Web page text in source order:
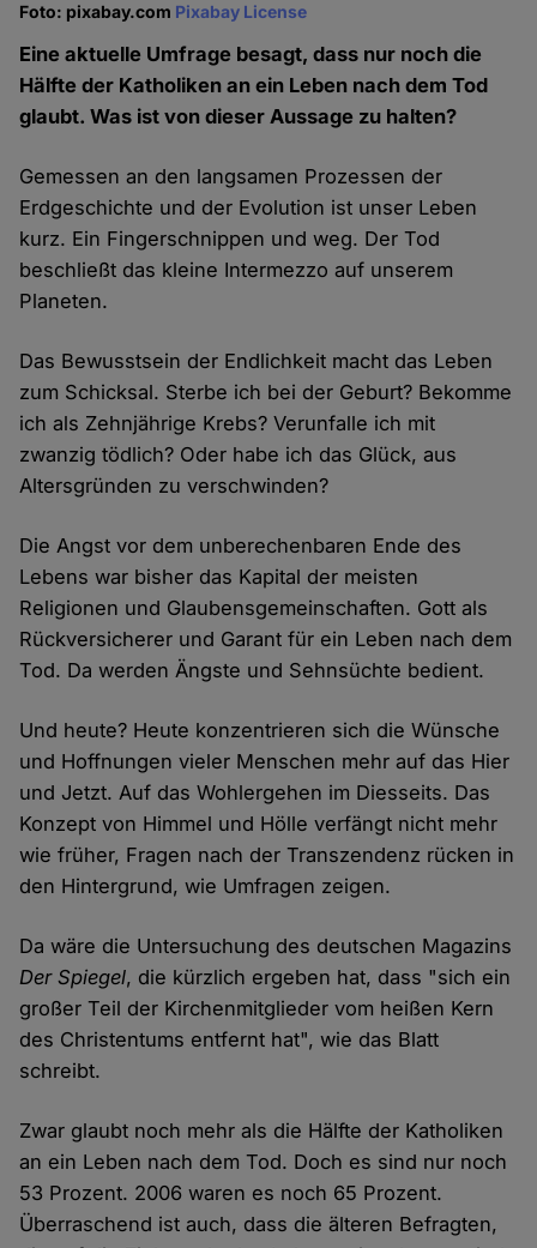
Foto: pixabay.com Pixabay License
Eine aktuelle Umfrage besagt, dass nur noch die
Hälfte der Katholiken an ein Leben nach dem Tod
glaubt. Was ist von dieser Aussage zu halten?
Gemessen an den langsamen Prozessen der
Erdgeschichte und der Evolution ist unser Leben
kurz. Ein Fingerschnippen und weg. Der Tod
beschließt das kleine Intermezzo auf unserem
Planeten.
Das Bewusstsein der Endlichkeit macht das Leben
zum Schicksal. Sterbe ich bei der Geburt? Bekomme
ich als Zehnjährige Krebs? Verunfalle ich mit
zwanzig tödlich? Oder habe ich das Glück, aus
Altersgründen zu verschwinden?
Die Angst vor dem unberechenbaren Ende des
Lebens war bisher das Kapital der meisten
Religionen und Glaubensgemeinschaften. Gott als
Rückversicherer und Garant für ein Leben nach dem
Tod. Da werden Ängste und Sehnsüchte bedient.
Und heute? Heute konzentrieren sich die Wünsche
und Hoffnungen vieler Menschen mehr auf das Hier
und Jetzt. Auf das Wohlergehen im Diesseits. Das
Konzept von Himmel und Hölle verfängt nicht mehr
wie früher, Fragen nach der Transzendenz rücken in
den Hintergrund, wie Umfragen zeigen.
Da wäre die Untersuchung des deutschen Magazins
Der Spiegel, die kürzlich ergeben hat, dass "sich ein
großer Teil der Kirchenmitglieder vom heißen Kern
des Christentums entfernt hat", wie das Blatt
schreibt.
Zwar glaubt noch mehr als die Hälfte der Katholiken
an ein Leben nach dem Tod. Doch es sind nur noch
53 Prozent. 2006 waren es noch 65 Prozent.
Überraschend ist auch, dass die älteren Befragten,